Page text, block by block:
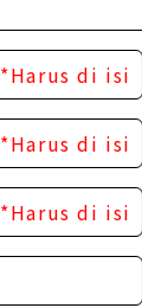
*Harus di isi
*Harus di isi
*Harus di isi